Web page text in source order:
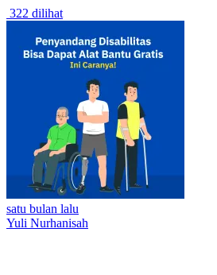
322 dilihat
satu bulan lalu
Yuli Nurhanisah